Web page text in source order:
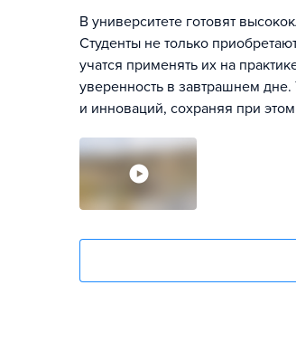
В университете готовят
Студенты не только
учатся применять их на
уверенность в завтрашнем
и инноваций, сохраняя при